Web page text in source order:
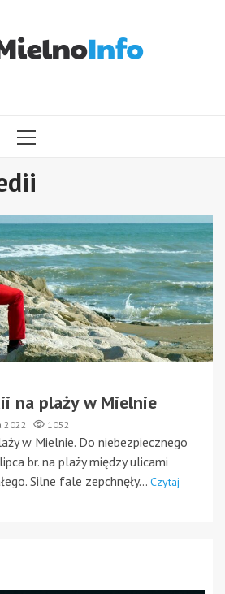
MENU
na plaży w Mielnie
2022 1052
w Mielnie. Do niebezpiecznego
br. na plaży między ulicami
Silne fale zepchnęły... Czytaj